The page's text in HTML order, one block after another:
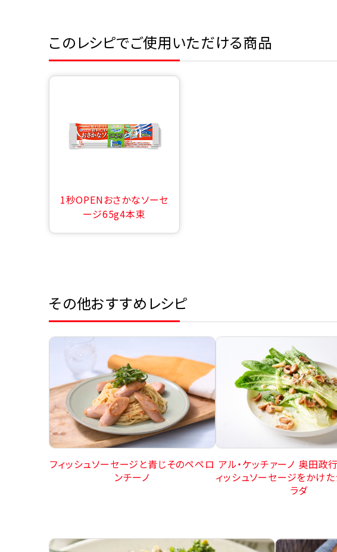
このレシピでご使用いただける商品
1秒OPENおさかなソーセ
ージ65g4本束
その他おすすめレシピ
フィッシュソーセージと青じそのペペロ
ンチーノ
アル・ケッチァーノ 奥田政
ィッシュソーセージをかけ
ラダ